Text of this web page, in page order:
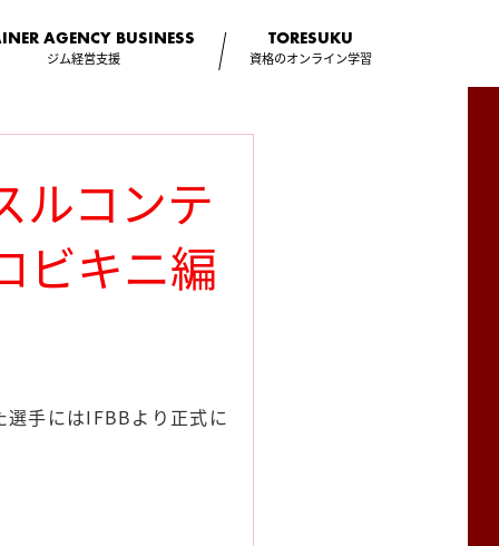
AGENCY BUSINESS
ジム経営支援
TORESUKU
資格のオンライン学習
ルコンテ
ビキニ編
手にはIFBBより正式に